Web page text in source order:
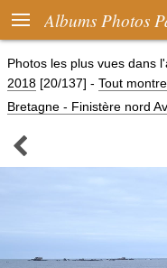
 Albums Photos
Photos les plus vues dans
2018 [20/137] - Tout
Bretagne - Finistère nord
